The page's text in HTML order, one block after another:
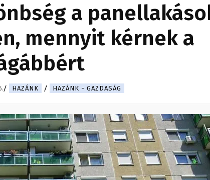
a
mennyit kérnek a
HAZÁNK HAZÁNK - GAZDASÁG